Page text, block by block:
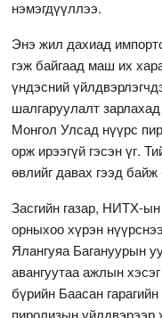
нэмэгдүүллээ.
Энэ жил дахиад
гэж байгаад маш их
үндэсний
шалгаруулалт
Монгол Улсад нүүрс
орж ирээгүй гэсэн үг.
өвлийг давах гээд байж
Засгийн газар, НИТХ-
орныхоо хүрэн
Ялангуяа Багануурын
авангуутаа ажлын
бүрийн Баасан
пиролизын